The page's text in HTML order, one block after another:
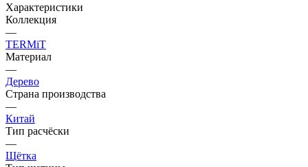
Характеристики
Коллекция
—
TERMiT
Материал
—
Дерево
Страна производства
—
Китай
Тип расчёски
—
Щётка